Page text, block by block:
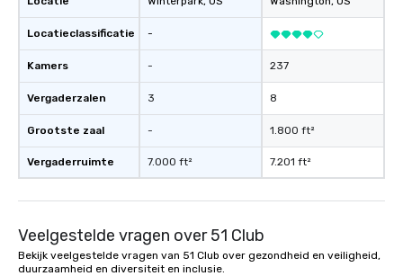
Locatieclassificatie
Kamers
Vergaderzalen
Grootste zaal
Vergaderruimte
-
-
3
-
7.000 ft²
237
8
1.800 ft²
7.201 ft²
Veelgestelde vragen over 51 Club
Bekijk veelgestelde vragen van 51 Club over gezondheid en veiligheid,
duurzaamheid en diversiteit en inclusie.